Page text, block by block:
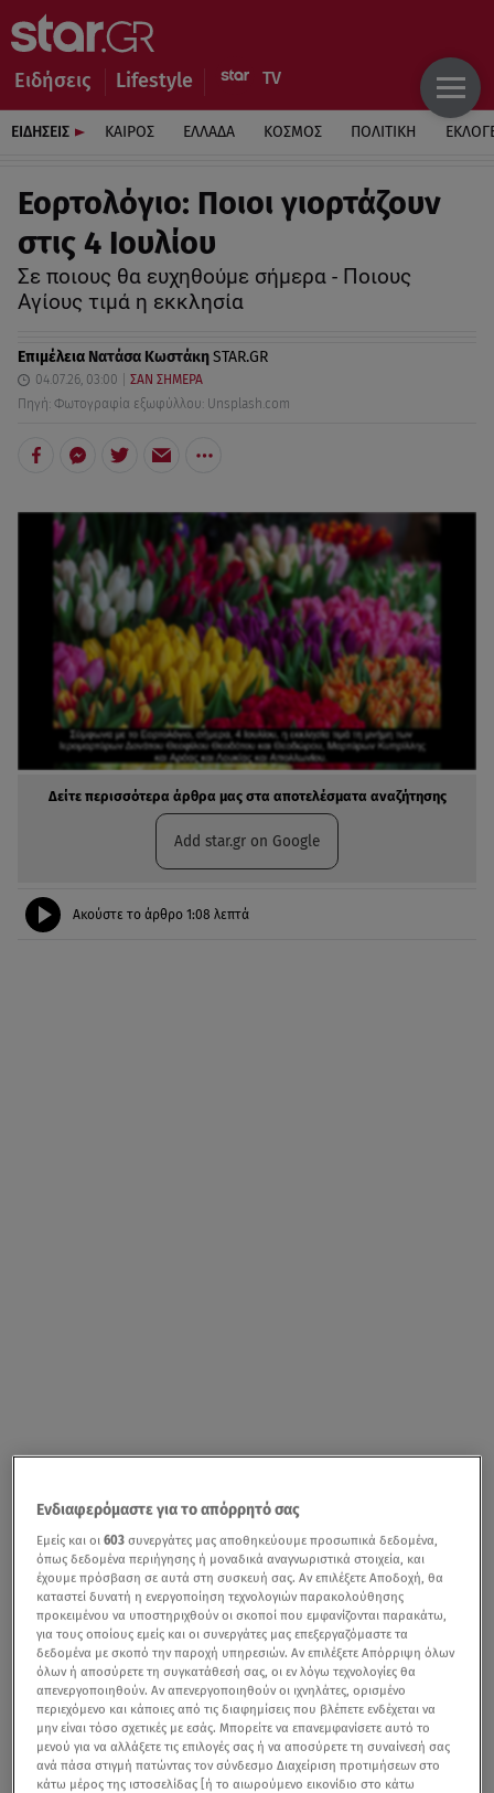
Ειδήσεις Lifestyle
ΕΙΔΗΣΕΙΣ ΚΑΙΡΟΣ ΕΛΛΑΔΑ ΚΟΣΜΟΣ ΠΟΛΙΤΙΚΗ
Εορτολόγιο: Ποιοι γιορτάζουν
στις 4 Ιουλίου
Σε ποιους θα ευχηθούμε σήμερα - Ποιους
Αγίους τιμά η εκκλησία
Επιμέλεια Νατάσα ΚωστάκηSTAR.GR
04.07.26, 03:00
ΣΑΝ ΣΗΜΕΡΑ
Πηγή: Φωτογραφία εξωφύλλου: Unsplash.com
Δείτε περισσότερα άρθρα μας στα αποτελέσματα αναζήτησης
Add star.gr on Google
Ακούστε το άρθρο 1:08 λεπτά
Ενδιαφερόμαστε για το απόρρητό σας
Εμείς και οι603 συνεργάτες μας αποθηκεύουμε προσωπικά δεδομένα,
όπως δεδομένα περιήγησης ή μοναδικά αναγνωριστικά στοιχεία, και
έχουμε πρόσβαση σε αυτά στη συσκευή σας. Αν επιλέξετε Αποδοχή, θα
καταστεί δυνατή η ενεργοποίηση τεχνολογιών παρακολούθησης
προκειμένου να υποστηριχθούν οι σκοποί που εμφανίζονται παρακάτω,
για τους οποίους εμείς και οι συνεργάτες μας επεξεργαζόμαστε τα
δεδομένα με σκοπό την παροχή υπηρεσιών. Αν επιλέξετε Απόρριψη όλων
όλων ή αποσύρετε τη συγκατάθεσή σας, οι εν λόγω τεχνολογίες θα
απενεργοποιηθούν. Αν απενεργοποιηθούν οι ιχνηλάτες, ορισμένο
περιεχόμενο και κάποιες από τις διαφημίσεις που βλέπετε ενδέχεται να
μην είναι τόσο σχετικές με εσάς. Μπορείτε να επανεμφανίσετε αυτό το
μενού για να αλλάξετε τις επιλογές σας ή να αποσύρετε τη συναίνεσή σας
ανά πάσα στιγμή πατώντας τον σύνδεσμο Διαχείριση προτιμήσεων στο
κάτω μέρος της ιστοσελίδας [ή το αιωρούμενο εικονίδιο στο κάτω